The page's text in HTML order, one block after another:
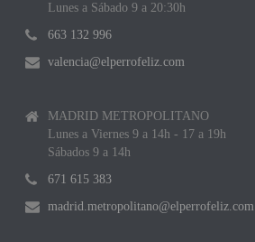
Lunes a Sábado 9 a 20:30h
663 132 996
valencia@elperrofeliz.com
MADRID METROPOLITANO
Lunes a Viernes 9 a 14h - 17 a 19h
Sábados 9 a 14h
671 615 383
madrid.metropolitano@elperrofeliz.com